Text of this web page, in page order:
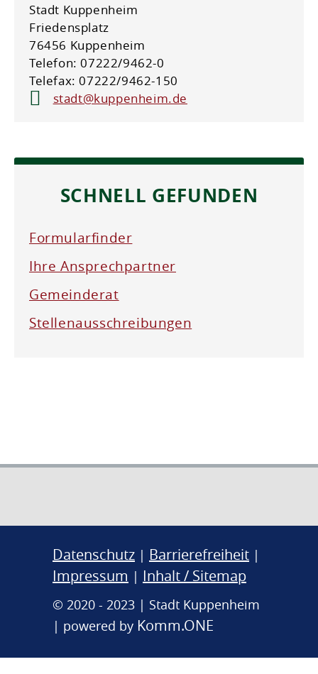
Stadt Kuppenheim
Friedensplatz
76456 Kuppenheim
Telefon: 07222/9462-0
Telefax: 07222/9462-150
stadt@kuppenheim.de
SCHNELL GEFUNDEN
Formularfinder
Ihre Ansprechpartner
Gemeinderat
Stellenausschreibungen
Datenschutz | Barrierefreiheit |
Impressum | Inhalt / Sitemap
© 2020 - 2023 | Stadt Kuppenheim
| powered by Komm.ONE